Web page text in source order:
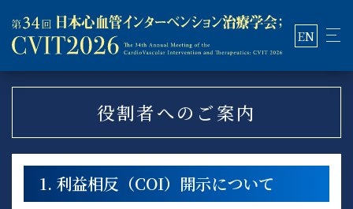
EN
役割者へのご案内
1. 利益相反（COI）開示について